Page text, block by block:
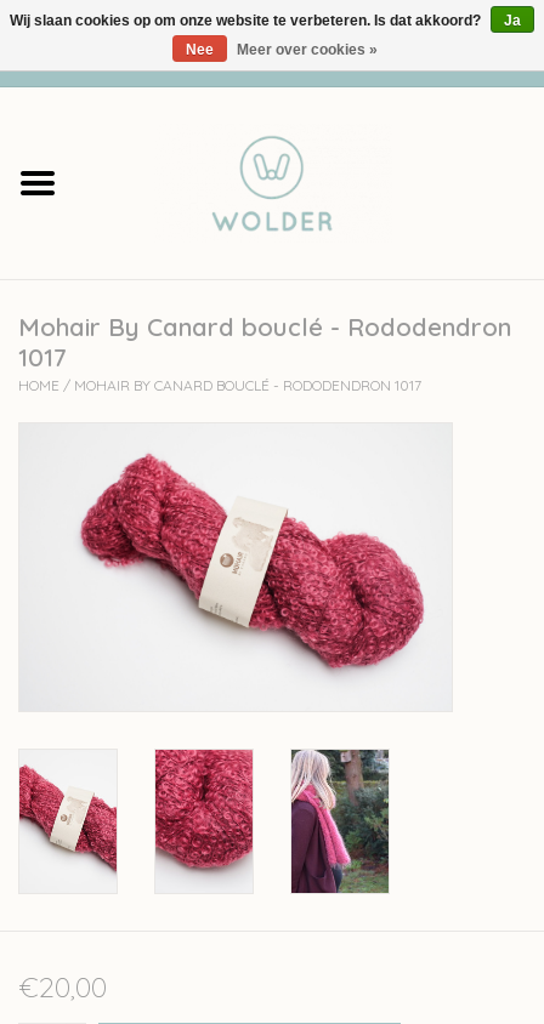
Garens
Accessoires
workshops
Mohair By Canard bouclé - Rododendron
1017
HOME / MOHAIR BY CANARD BOUCLÉ - RODODENDRON 1017
€20,00
Wij slaan cookies op om onze website te verbeteren. Is dat akkoord?
Ja
Nee
Meer over cookies »